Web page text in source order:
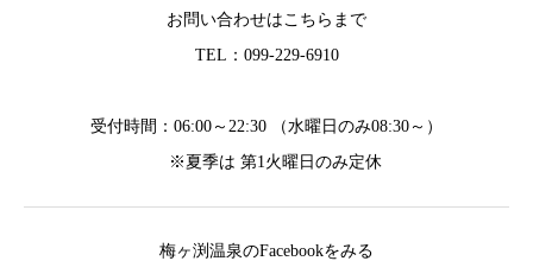
お問い合わせはこちらまで
TEL：099-229-6910
受付時間：06:00～22:30 （水曜日のみ08:30～）
※夏季は 第1火曜日のみ定休
梅ヶ渕温泉のFacebookをみる